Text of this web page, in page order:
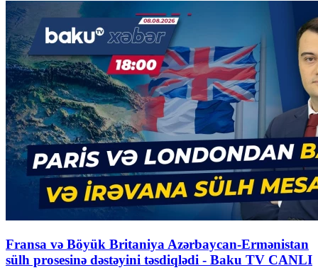
Fransa və Böyük Britaniya Azərbaycan-Ermənistan
sülh prosesinə dəstəyini təsdiqlədi - Baku TV CANLI